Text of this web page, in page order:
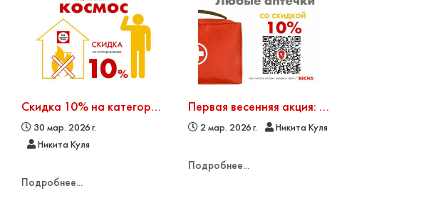
Скидка 10% на категорирование помещений — новая акция
30 мар. 2026 г.
Никита Куля
Подробнее...
Первая весенняя акция: Все аптечки со скидкой 10%
2 мар. 2026 г. Никита Куля
Подробнее...